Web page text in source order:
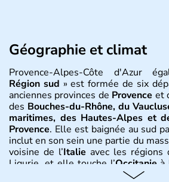
Géographie et climat
Provence-Alpes-Côte d'Azur
Région sud » est formée de six
anciennes provinces de Provence et
des Bouches-du-Rhône, du
maritimes, des Hautes-Alpes et
Provence. Elle est baignée au sud
inclut en son sein une partie du
voisine de l’Italie avec les
Ligurie, et elle touche l’Occitanie à
Nice, Cannes,